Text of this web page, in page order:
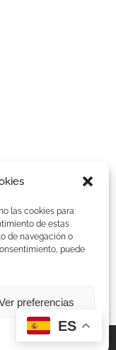
las cookies para
de estas
de navegación o
puede
preferencias
ES